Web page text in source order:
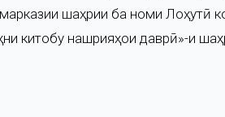
шаҳрии ба номи Лоҳутӣ
китобу нашрияҳои даврӣ»-и